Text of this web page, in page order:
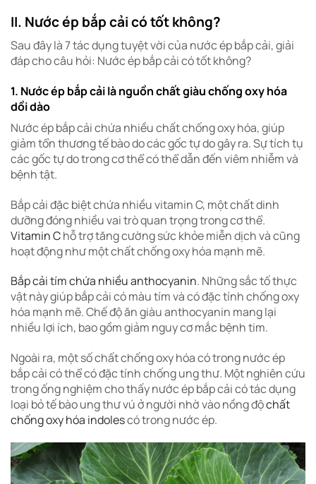
II. Nước ép bắp cải có tốt không?
Sau đây là 7 tác dụng tuyệt vời của nước ép bắp cải, giải
đáp cho câu hỏi: Nước ép bắp cải có tốt không?
1. Nước ép bắp cải là nguồn chất giàu chống oxy hóa
dồi dào
Nước ép bắp cải chứa nhiều chất chống oxy hóa, giúp
giảm tổn thương tế bào do các gốc tự do gây ra. Sự tích tụ
các gốc tự do trong cơ thể có thể dẫn đến viêm nhiễm và
bệnh tật.
Bắp cải đặc biệt chứa nhiều vitamin C, một chất dinh
dưỡng đóng nhiều vai trò quan trọng trong cơ thể.
Vitamin Chỗ trợ tăng cường sức khỏe miễn dịch và cũng
hoạt động như một chất chống oxy hóa mạnh mẽ.
Bắp cải tím chứa nhiều anthocyanin. Những sắc tố thực
vật này giúp bắp cải có màu tím và có đặc tính chống oxy
hóa mạnh mẽ. Chế độ ăn giàu anthocyanin mang lại
nhiều lợi ích, bao gồm giảm nguy cơ mắc bệnh tim.
Ngoài ra, một số chất chống oxy hóa có trong nước ép
bắp cải có thể có đặc tính chống ung thư. Một nghiên cứu
trong ống nghiệm cho thấy nước ép bắp cải có tác dụng
loại bỏ tế bào ung thư vú ở người nhờ vào nồng độchất
chống oxy hóa indolescó trong nước ép.